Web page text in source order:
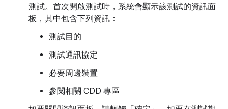
測試。首次開啟測試時，系統會顯示該測試的資訊面
板，其中包含下列資訊：
測試目的
測試通訊協定
必要周邊裝置
參閱相關 CDD 專區